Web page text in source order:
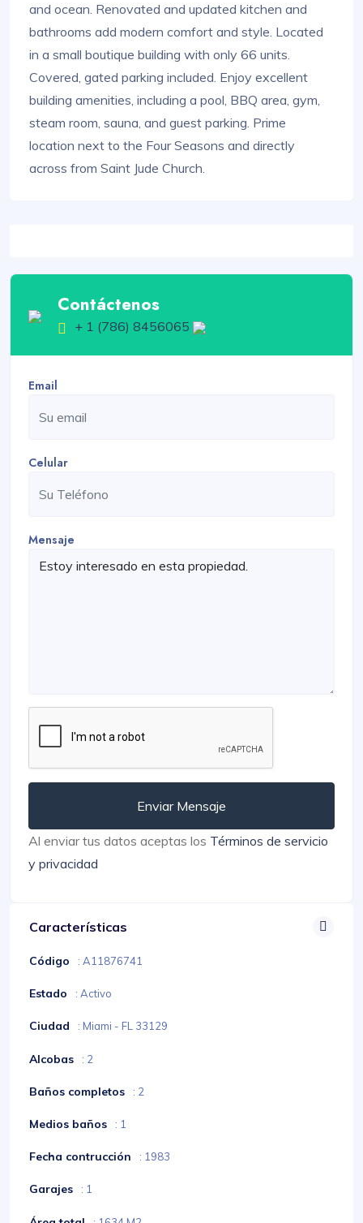
and ocean. Renovated and updated kitchen and
bathrooms add modern comfort and style. Located
in a small boutique building with only 66 units.
Covered, gated parking included. Enjoy excellent
building amenities, including a pool, BBQ area, gym,
steam room, sauna, and guest parking. Prime
location next to the Four Seasons and directly
across from Saint Jude Church.
Contáctenos
+ 1 (786) 8456065
Email
Celular
Mensaje
Enviar Mensaje
Al enviar tus datos aceptas los Términos de servicio
y privacidad
Características
Código : A11876741
Estado : Activo
Ciudad : Miami - FL 33129
Alcobas : 2
Baños completos : 2
Medios baños : 1
Fecha contrucción : 1983
Garajes : 1